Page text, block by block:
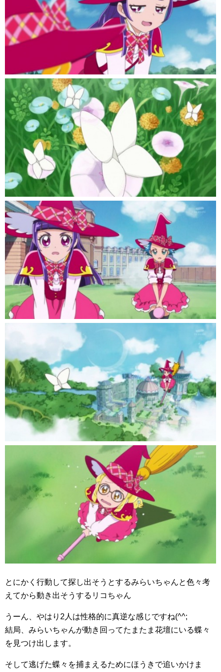
とにかく行動して探し出そうとするみらいちゃんと色々考
えてから動き出そうするリコちゃん
うーん、やはり2人は性格的に真逆な感じですね(^^;
結局、みらいちゃんが動き回ってたまたま花壇にいる蝶々
を見つけ出します。
そして逃げた蝶々を捕まえるためにほうきで追いかけま